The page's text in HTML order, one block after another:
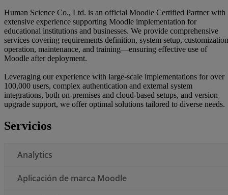
Iniciar sesión
Human Science Co., Ltd. is an official Moodle Certified Partner with
extensive experience supporting Moodle implementation for
educational institutions and businesses. We provide comprehensive
services covering requirements definition, system setup,
operation, maintenance, and training—ensuring effective use of
Moodle after deployment.
Leveraging our experience with large-scale implementations for over
100,000 users, complex authentication and external system
integrations, both on-premises and cloud-based setups, and version
upgrade support, we offer optimal solutions tailored to diverse needs.
Servicios
Analytics
Aplicación de marca Moodle